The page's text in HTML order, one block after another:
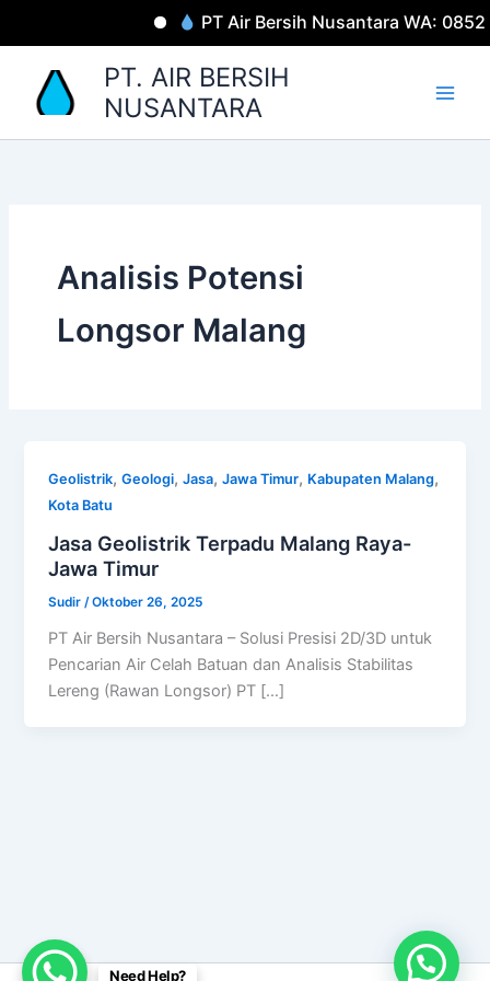
PT Air Bersih Nusantara WA:
PT. AIR BERSIH
NUSANTARA
Analisis Potensi
Longsor Malang
Geolistrik,Geologi,Jasa,Jawa Timur, Kabupaten Malang,
Kota Batu
Jasa Geolistrik Terpadu Malang Raya-
Jawa Timur
Sudir /Oktober 26, 2025
PT Air Bersih Nusantara – Solusi Presisi 2D/3D untuk
Pencarian Air Celah Batuan dan Analisis Stabilitas
Lereng (Rawan Longsor) PT […]
Need Help?